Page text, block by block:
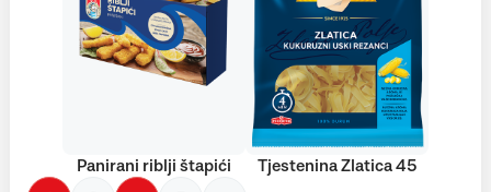
Panirani riblji štapići Tjestenina Zlatica 45